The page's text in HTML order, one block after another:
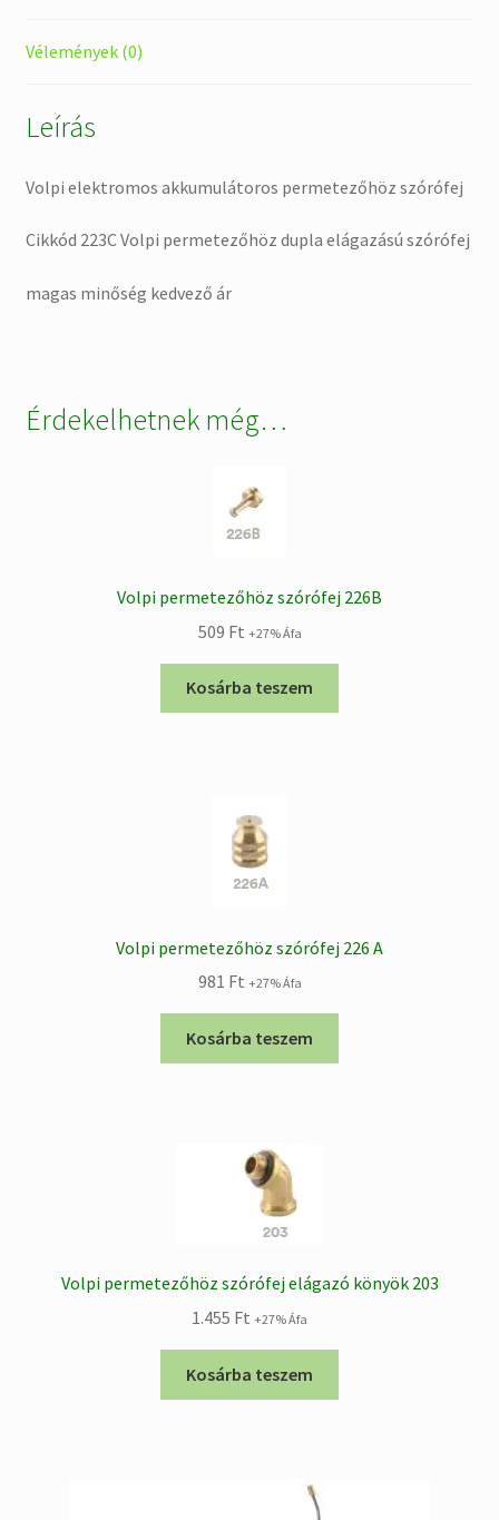
Vélemények (0)
Leírás
Volpi elektromos akkumulátoros permetezőhöz szórófej
Cikkód 223C Volpi permetezőhöz dupla elágazású szórófej
magas minőség kedvező ár
Érdekelhetnek még…
Volpi permetezőhöz szórófej 226B
509 Ft +27% Áfa
Kosárba teszem
Volpi permetezőhöz szórófej 226 A
981 Ft +27% Áfa
Kosárba teszem
Volpi permetezőhöz szórófej elágazó könyök 203
1.455 Ft +27% Áfa
Kosárba teszem